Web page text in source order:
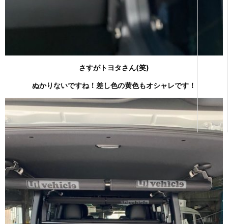
さすがトヨタさん(笑)
ぬかりないですね！差し色の黄色もオシャレです！